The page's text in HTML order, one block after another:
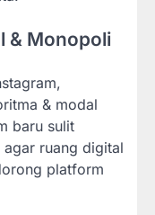
& Monopoli
& modal
baru sulit
agar ruang digital
platform